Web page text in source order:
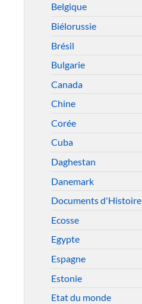
Belgique
Biélorussie
Brésil
Bulgarie
Canada
Chine
Corée
Cuba
Daghestan
Danemark
Documents d'Histoire
Ecosse
Egypte
Espagne
Estonie
Etat du monde